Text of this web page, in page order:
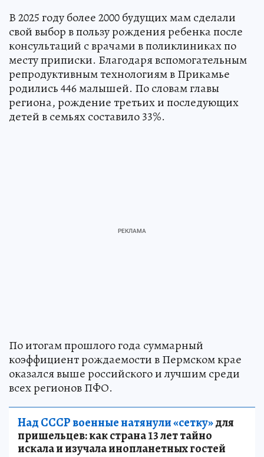
В 2025 году более 2000 будущих мам сделали
свой выбор в пользу рождения ребенка после
консультаций с врачами в поликлиниках по
месту приписки. Благодаря вспомогательным
репродуктивным технологиям в Прикамье
родились 446 малышей. По словам главы
региона, рождение третьих и последующих
детей в семьях составило 33%.
По итогам прошлого года суммарный
коэффициент рождаемости в Пермском крае
оказался выше российского и лучшим среди
всех регионов ПФО.
Над СССР военные натянули «сетку»для
пришельцев: как страна 13 лет тайно
искала и изучала инопланетных гостей